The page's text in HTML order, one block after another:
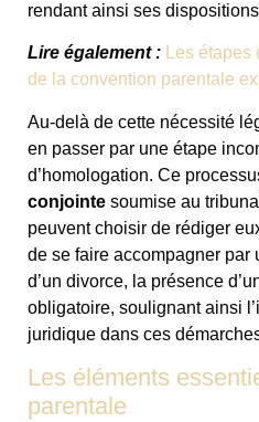
rendant ainsi ses
Lire également :
Les
de la convention parentale
Au-delà de cette nécessité
en passer par une étape
d’homologation. Ce
conjointe soumise au
peuvent choisir de rédiger
de se faire accompagner par
d’un divorce, la présence
obligatoire, soulignant ainsi
juridique dans ces
Les éléments
parentale